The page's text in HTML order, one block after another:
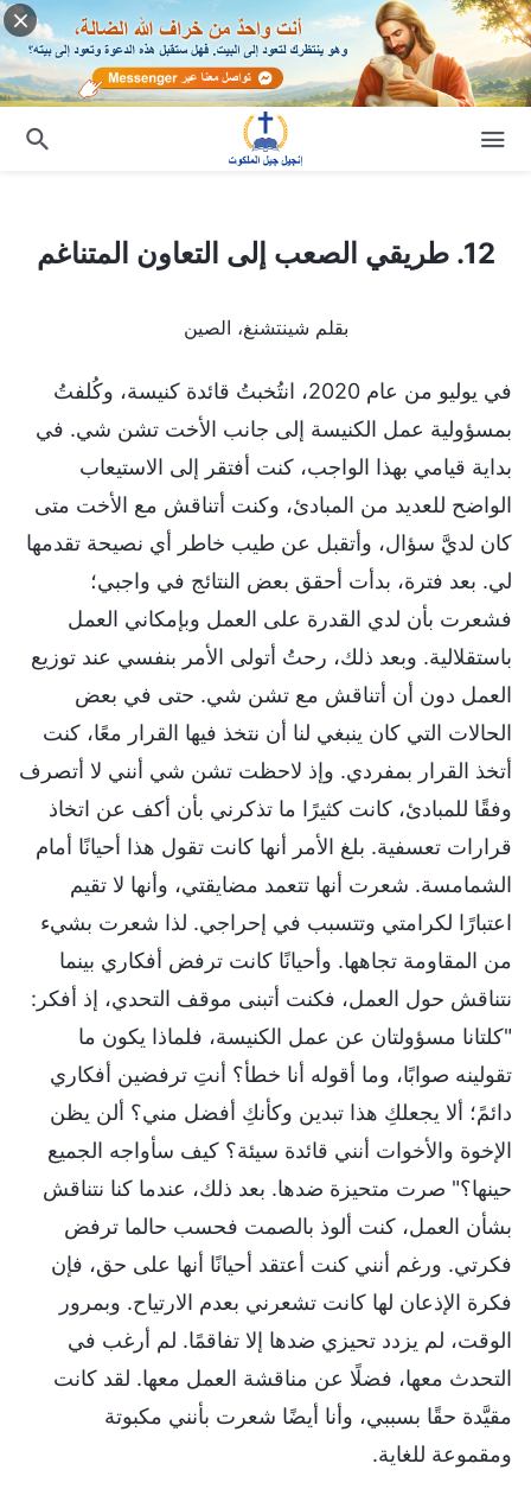
12. طريقي الصعب إلى التعاون المتناغم
بقلم شينتشنغ، الصين
في يوليو من عام 2020، انتُخبتُ قائدة كنيسة، وكُلفتُ
بمسؤولية عمل الكنيسة إلى جانب الأخت تشن شي. في
بداية قيامي بهذا الواجب، كنت أفتقر إلى الاستيعاب
الواضح للعديد من المبادئ، وكنت أتناقش مع الأخت متى
كان لديَّ سؤال، وأتقبل عن طيب خاطر أي نصيحة تقدمها
لي. بعد فترة، بدأت أحقق بعض النتائج في واجبي؛
فشعرت بأن لدي القدرة على العمل وبإمكاني العمل
باستقلالية. وبعد ذلك، رحتُ أتولى الأمر بنفسي عند توزيع
العمل دون أن أتناقش مع تشن شي. حتى في بعض
الحالات التي كان ينبغي لنا أن نتخذ فيها القرار معًا، كنت
أتخذ القرار بمفردي. وإذ لاحظت تشن شي أنني لا أتصرف
وفقًا للمبادئ، كانت كثيرًا ما تذكرني بأن أكف عن اتخاذ
قرارات تعسفية. بلغ الأمر أنها كانت تقول هذا أحيانًا أمام
الشمامسة. شعرت أنها تتعمد مضايقتي، وأنها لا تقيم
اعتبارًا لكرامتي وتتسبب في إحراجي. لذا شعرت بشيء
من المقاومة تجاهها. وأحيانًا كانت ترفض أفكاري بينما
نتناقش حول العمل، فكنت أتبنى موقف التحدي، إذ أفكر:
"كلتانا مسؤولتان عن عمل الكنيسة، فلماذا يكون ما
تقولينه صوابًا، وما أقوله أنا خطأ؟ أنتِ ترفضين أفكاري
دائمً؛ ألا يجعلكِ هذا تبدين وكأنكِ أفضل مني؟ ألن يظن
الإخوة والأخوات أنني قائدة سيئة؟ كيف سأواجه الجميع
حينها؟" صرت متحيزة ضدها. بعد ذلك، عندما كنا نتناقش
بشأن العمل، كنت ألوذ بالصمت فحسب حالما ترفض
فكرتي. ورغم أنني كنت أعتقد أحيانًا أنها على حق، فإن
فكرة الإذعان لها كانت تشعرني بعدم الارتياح. وبمرور
الوقت، لم يزدد تحيزي ضدها إلا تفاقمًا. لم أرغب في
التحدث معها، فضلًا عن مناقشة العمل معها. لقد كانت
مقيَّدة حقًا بسببي، وأنا أيضًا شعرت بأنني مكبوتة
ومقموعة للغاية.